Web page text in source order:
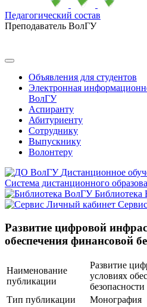
Педагогический состав
Преподаватель ВолГУ
Объявления для студентов
Электронная
ВолГУ
Аспиранту
Абитуриенту
Сотруднику
Выпускнику
Волонтеру
Дистанционное
Система дистанционного
Развитие цифровой
обеспечения финансовой
Наименование
публикации
Развитие
условиях
Тип публикации
Монография